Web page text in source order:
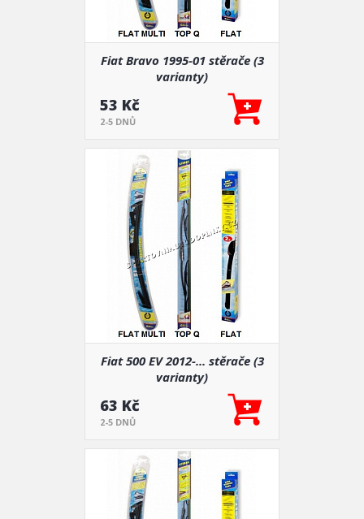
Fiat Bravo 1995-01 stěrače (3
varianty)
53 Kč
2-5 DNŮ
Fiat 500 EV 2012-... stěrače (3
varianty)
63 Kč
2-5 DNŮ